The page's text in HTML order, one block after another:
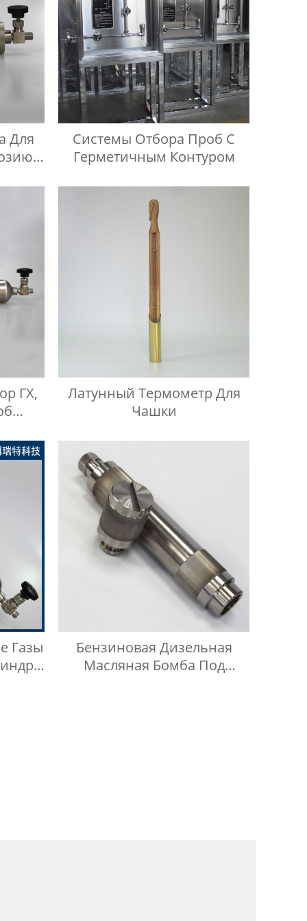
Для
Системы Отбора Проб С
Герметичным Контуром
ГХ,
Латунный Термометр Для
Чашки
Газы
Бензиновая Дизельная
Масляная Бомба Под